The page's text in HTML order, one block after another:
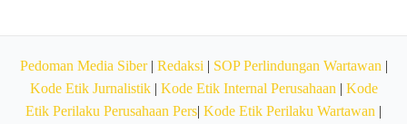
Pedoman Media Siber| Redaksi | SOP Perlindungan Wartawan |
Kode Etik Jurnalistik| Kode Etik Internal Perusahaan | Kode
Etik Perilaku Perusahaan Pers| Kode Etik Perilaku Wartawan |